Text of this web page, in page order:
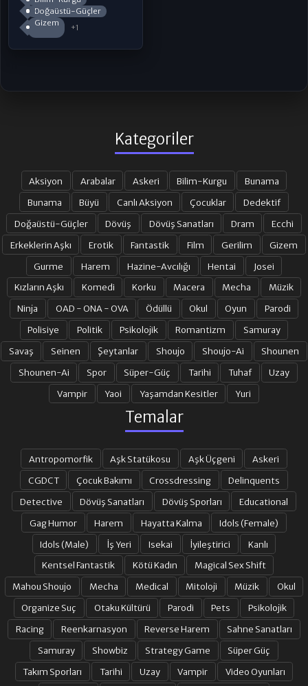
Doğaüstü-Güçler
Gizem
+1
Kategoriler
Aksiyon Arabalar Askeri Bilim-Kurgu
Bunama
Bunama
Büyü Canlı Aksiyon Çocuklar
Dedektif
Doğaüstü-Güçler
Dövüş Dövüş Sanatları Dram
Ecchi
Erkeklerin Aşkı
Erotik Fantastik Film Gerilim
Gizem
Gurme
Harem Hazine-Avcılığı Hentai
Josei
Kızların Aşkı
Komedi Korku Macera Mecha
Müzik
Ninja
OAD - ONA - OVA Ödüllü Okul Oyun
Parodi
Polisiye
Politik Psikolojik Romantizm
Samuray
Savaş
Seinen Şeytanlar Shoujo Shoujo-Ai
Shounen
Shounen-Ai
Spor Süper-Güç Tarihi Tuhaf
Uzay
Vampir
Yaoi Yaşamdan Kesitler Yuri
Temalar
Antropomorfik Aşk Statükosu Aşk Üçgeni
Askeri
CGDCT
Çocuk Bakımı Crossdressing
Delinquents
Detective
Dövüş Sanatları Dövüş Sporları
Educational
Gag Humor
Harem Hayatta Kalma
Idols (Female)
Idols (Male)
İş Yeri Isekai İyileştirici
Kanlı
Kentsel Fantastik
Kötü Kadın
Magical Sex Shift
Mahou Shoujo
Mecha Medical Mitoloji Müzik
Okul
Organize Suç
Otaku Kültürü Parodi Pets
Psikolojik
Racing
Reenkarnasyon Reverse Harem
Sahne Sanatları
Samuray
Showbiz Strategy Game
Süper Güç
Takım Sporları
Tarihi Uzay Vampir
Video Oyunları